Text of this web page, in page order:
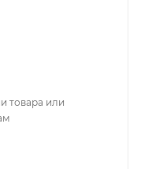
товара или